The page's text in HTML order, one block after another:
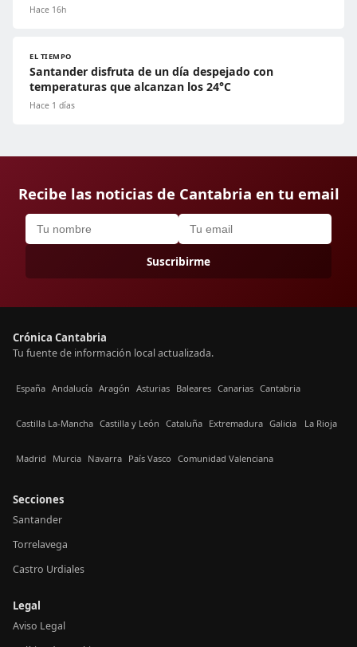
Hace 16h
EL TIEMPO
Santander disfruta de un día despejado con
temperaturas que alcanzan los 24°C
Hace 1 días
Recibe las noticias de Cantabria en tu email
Suscribirme
Crónica Cantabria
Tu fuente de información local actualizada.
España Andalucía Aragón Asturias Baleares Canarias Cantabria
Castilla La-Mancha Castilla y León Cataluña Extremadura Galicia La Rioja
Madrid Murcia Navarra País Vasco Comunidad Valenciana
Secciones
Santander
Torrelavega
Castro Urdiales
Legal
Aviso Legal